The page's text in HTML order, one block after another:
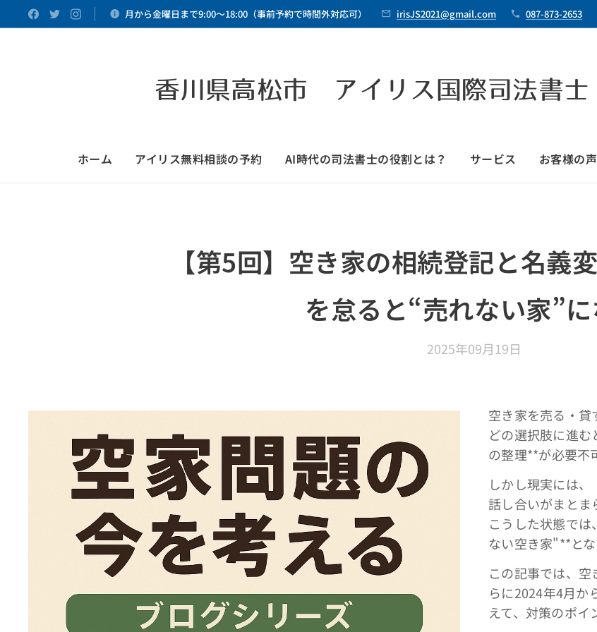
月から金曜日まで9:00～18:00（事前予約で時間外対応可） irisJS2021@gmail.com 087-873-2653
香川県高松市 アイリス国際司法書士
ホーム アイリス無料相談の予約 AI時代の司法書士の役割とは？ サービス お客様の
【第5回】空き家の相続登記と名
を怠ると“売れない家”
2025年09月19日
空き家を売る・貸
どの選択肢に進
の整理**が必要不
しかし現実には
話し合いがまとま
こうした状態で
ない空き家"**とな
この記事では、
らに2024年4月か
えて、対策のポイ